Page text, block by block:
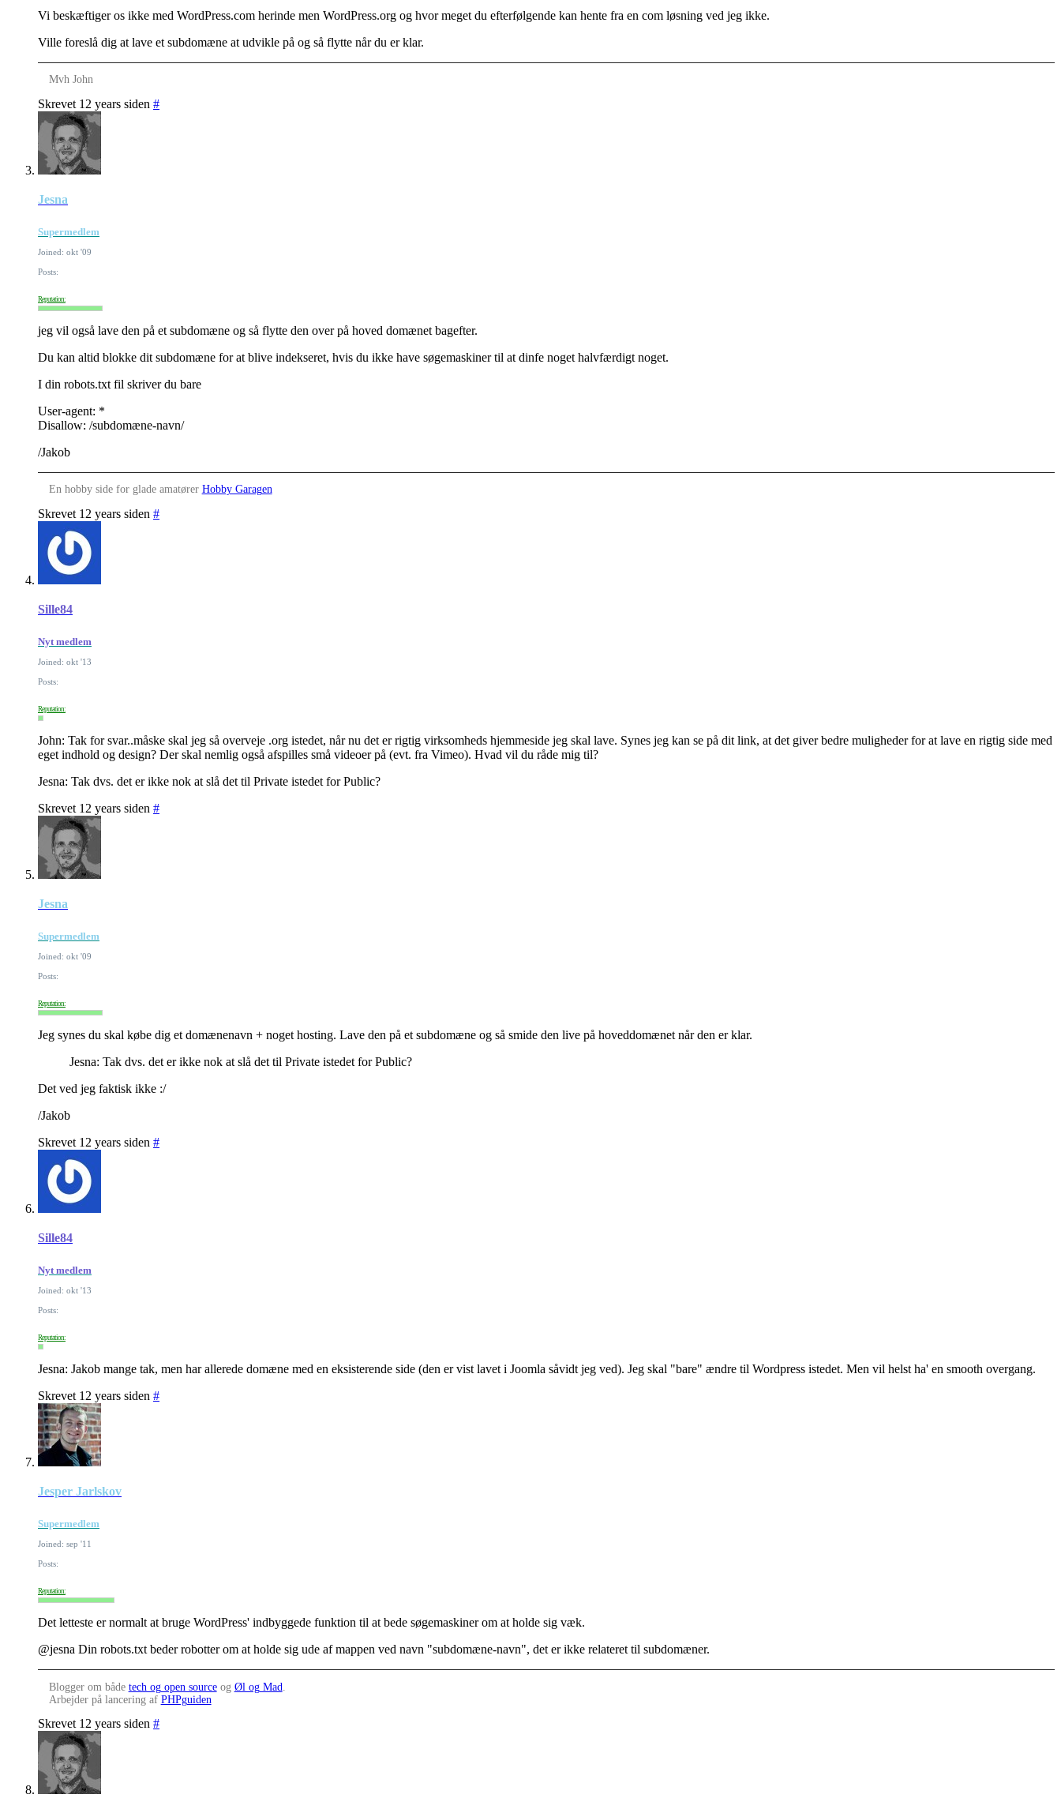
Vi beskæftiger os ikke med WordPress.com herinde men WordPress.org og hvor meget du efterfølgende kan hente fra en com løsning ved jeg ikke.
Ville foreslå dig at lave et subdomæne at udvikle på og så flytte når du er klar.
Mvh John
Skrevet 12 years siden #
Jesna
Supermedlem
Joined: okt '09
Posts:
Reputation:
jeg vil også lave den på et subdomæne og så flytte den over på hoved domænet bagefter.
Du kan altid blokke dit subdomæne for at blive indekseret, hvis du ikke have søgemaskiner til at dinfe noget halvfærdigt noget.
I din robots.txt fil skriver du bare
User-agent: *
Disallow: /subdomæne-navn/
/Jakob
En hobby side for glade amatører Hobby Garagen
Skrevet 12 years siden #
Sille84
Nyt medlem
Joined: okt '13
Posts:
Reputation:
John: Tak for svar..måske skal jeg så overveje .org istedet, når nu det er rigtig virksomheds hjemmeside jeg skal lave. Synes jeg kan se på dit link, at det giver bedre muligheder for at lave en rigtig side med
eget indhold og design? Der skal nemlig også afspilles små videoer på (evt. fra Vimeo). Hvad vil du råde mig til?
Jesna: Tak dvs. det er ikke nok at slå det til Private istedet for Public?
Skrevet 12 years siden #
Jesna
Supermedlem
Joined: okt '09
Posts:
Reputation:
Jeg synes du skal købe dig et domænenavn + noget hosting. Lave den på et subdomæne og så smide den live på hoveddomænet når den er klar.
Jesna: Tak dvs. det er ikke nok at slå det til Private istedet for Public?
Det ved jeg faktisk ikke :/
/Jakob
Skrevet 12 years siden #
Sille84
Nyt medlem
Joined: okt '13
Posts:
Reputation:
Jesna: Jakob mange tak, men har allerede domæne med en eksisterende side (den er vist lavet i Joomla såvidt jeg ved). Jeg skal "bare" ændre til Wordpress istedet. Men vil helst ha' en smooth overgang.
Skrevet 12 years siden #
Jesper Jarlskov
Supermedlem
Joined: sep '11
Posts:
Reputation:
Det letteste er normalt at bruge WordPress' indbyggede funktion til at bede søgemaskiner om at holde sig væk.
@jesna Din robots.txt beder robotter om at holde sig ude af mappen ved navn "subdomæne-navn", det er ikke relateret til subdomæner.
Blogger om både tech og open sourceog Øl og Mad
Arbejder på lancering af PHPguiden
Skrevet 12 years siden #